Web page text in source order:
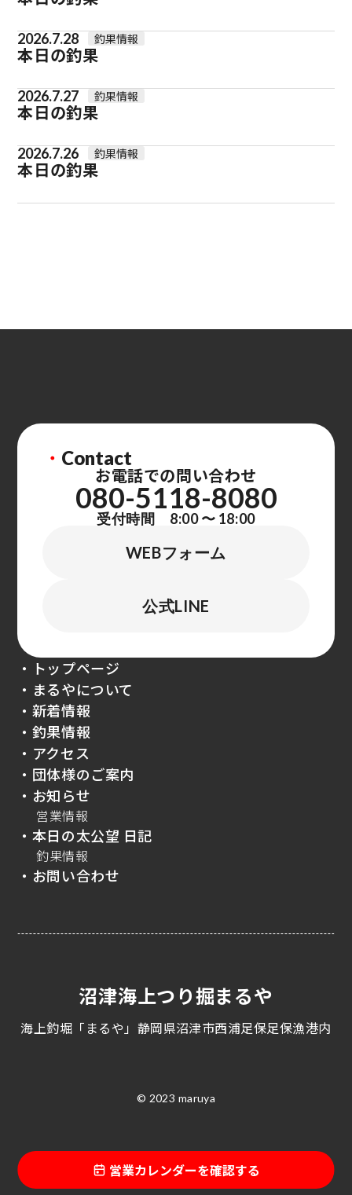
営業カレンダーを確認する
2026.7.28 釣果情報
本日の釣果
2026.7.27 釣果情報
本日の釣果
2026.7.26 釣果情報
本日の釣果
・ Contact
お電話での問い合わせ
080-5118-8080
受付時間 8:00 〜 18:00
WEBフォーム
公式LINE
・トップページ
・まるやについて
・新着情報
・釣果情報
・アクセス
・団体様のご案内
・お知らせ
営業情報
・本日の太公望 日記
釣果情報
・お問い合わせ
沼津海上つり掘まるや
海上釣堀「まるや」静岡県沼津市西浦足保足保漁港内
© 2023 maruya